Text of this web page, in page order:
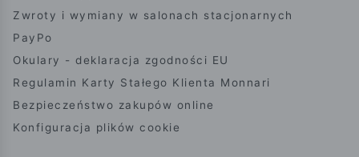
Zwroty i wymiany w salonach stacjonarnych
PayPo
Okulary - deklaracja zgodności EU
Regulamin Karty Stałego Klienta Monnari
Bezpieczeństwo zakupów online
Konfiguracja plików cookie